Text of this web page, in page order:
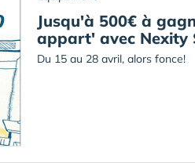
Jusqu'à 500€ à
appart' avec Nexity
Du 15 au 28 avril, alors fonce!